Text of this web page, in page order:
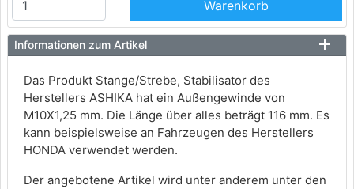
Warenkorb
Informationen zum Artikel
Das Produkt Stange/Strebe, Stabilisator des
Herstellers ASHIKA hat ein Außengewinde von
M10X1,25 mm. Die Länge über alles beträgt 116 mm. Es
kann beispielsweise an Fahrzeugen des Herstellers
HONDA verwendet werden.
Der angebotene Artikel wird unter anderem unter den